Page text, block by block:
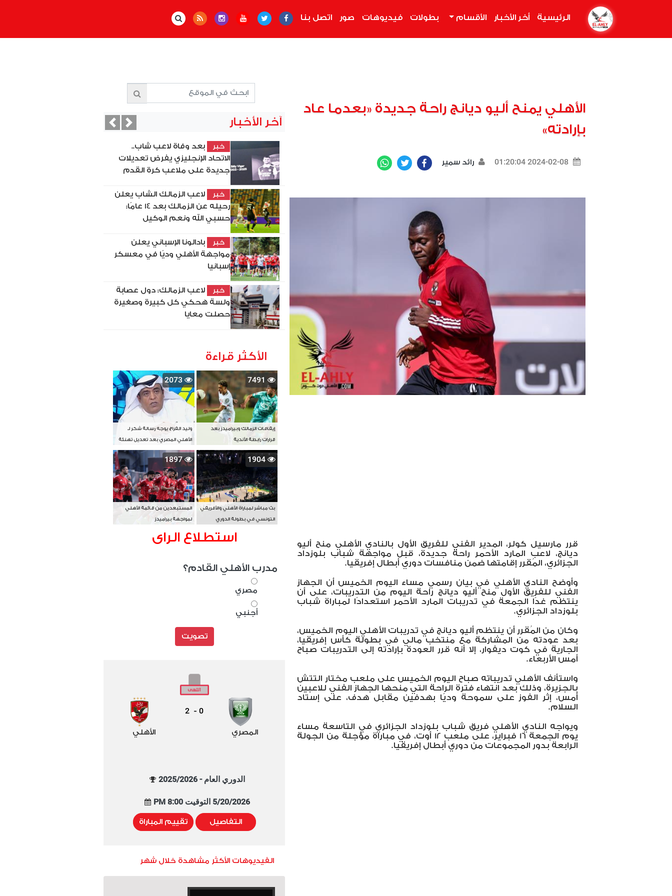
الرئيسية أخر الأخبار الأقسام بطولات فيديوهات صور اتصل بنا
الأهلي يمنح أليو ديانج راحة جديدة «بعدما عاد
بإرادته»
2024-02-08 01:20:04 رائد سمير Facebook
Twitter
قرر مارسيل كولر، المدير الفني للفريق الأول بالنادي الأهلي منح أليو
ديانج، لاعب المارد الأحمر راحة جديدة، قبل مواجهة شباب بلوزداد
الجزائري، المُقرر إقامتها ضمن منافسات دوري أبطال إفريقيا.
وأوضح النادي الأهلي في بيان رسمي مساء اليوم الخميس أن الجهاز
الفني للفريق الأول منح أليو ديانج راحة اليوم من ‏التدريبات، على أن
ينتظم غدًا الجمعة في تدريبات المارد الأحمر استعدادًا لمباراة شباب
‏بلوزداد الجزائري.
وكان من المُقرر أن ينتظم أليو ديانج في تدريبات الأهلي اليوم الخميس،
بعد عودته من المشاركة مع منتخب مالي في بطولة كأس إفريقيا،
الجارية في كوت ديفوار، إلا أنه قرر العودة بإرادته إلى التدريبات صباح
أمس الأربعاء.
واستأنف الأهلي تدريباته صباح اليوم الخميس على ملعب مختار التتش
بالجزيرة، وذلك بعد انتهاء فترة الراحة التي منحها الجهاز الفني ‏للاعبين
أمس، إثر الفوز على سموحة وديًا بهدفين مقابل هدف، على إستاد
السلام.
ويواجه النادي الأهلي فريق شباب بلوزداد الجزائري في التاسعة مساء
يوم الجمعة 16 فبراير، على ملعب 12 أوت، في مباراة مؤجلة من الجولة
الرابعة بدور المجموعات من دوري أبطال إفريقيا.
آخر الأخبار
خبر
بعد وفاة لاعب شاب..
الاتحاد الإنجليزي يفرض تعديلات
جديدة على ملاعب كرة القدم
خبر
لاعب الزمالك الشاب يعلن
رحيله عن الزمالك بعد 14 عامًا:
حسبي الله ونعم الوكيل
خبر
بادالونا الإسباني يعلن
مواجهة الأهلي وديًا في معسكر
إسبانيا
خبر
لاعب الزمالك: دول عصابة
ولسة هحكي كل كبيرة وصغيرة
حصلت معايا
PreviousNext
الأكثر قراءة
7491
إيقافات الزمالك وبيراميدز بعد
قرارات رابطة الأندية
2073
وليد الفراج يوجه رسالة شكر لـ
الأهلي المصري بعد تعديل تهنئة
بطل آسيا
1904
بث مباشر لمباراة الأهلي والأفريقي
التونسي في بطولة الدوري
1897
المستبعدين من قائمة الأهلي
لمواجهة بيراميدز
استطلاع الراى
مدرب الأهلي القادم؟
مصري
أجنبي
تصويت
المصري
0
-
2
الأهلي
الدوري العام - 2025/2026
5/20/2026 التوقيت 8:00 PM
التفاصيل تقييم المباراة
الفيديوهات الأكثر مشاهدة خلال شهر